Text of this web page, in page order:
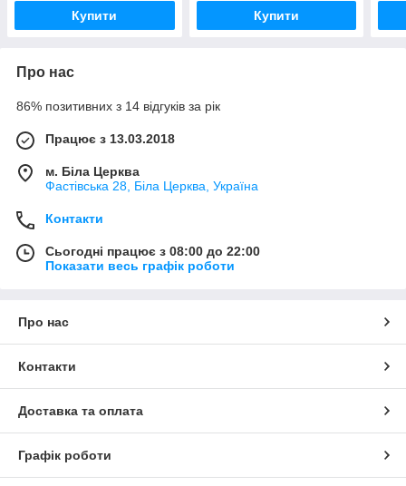
Купити Купити
Про нас
86% позитивних з 14 відгуків за рік
Працює з 13.03.2018
м. Біла Церква
Фастівська 28, Біла Церква, Україна
Контакти
Сьогодні працює з 08:00 до 22:00
Показати весь графік роботи
Про нас
Контакти
Доставка та оплата
Графік роботи